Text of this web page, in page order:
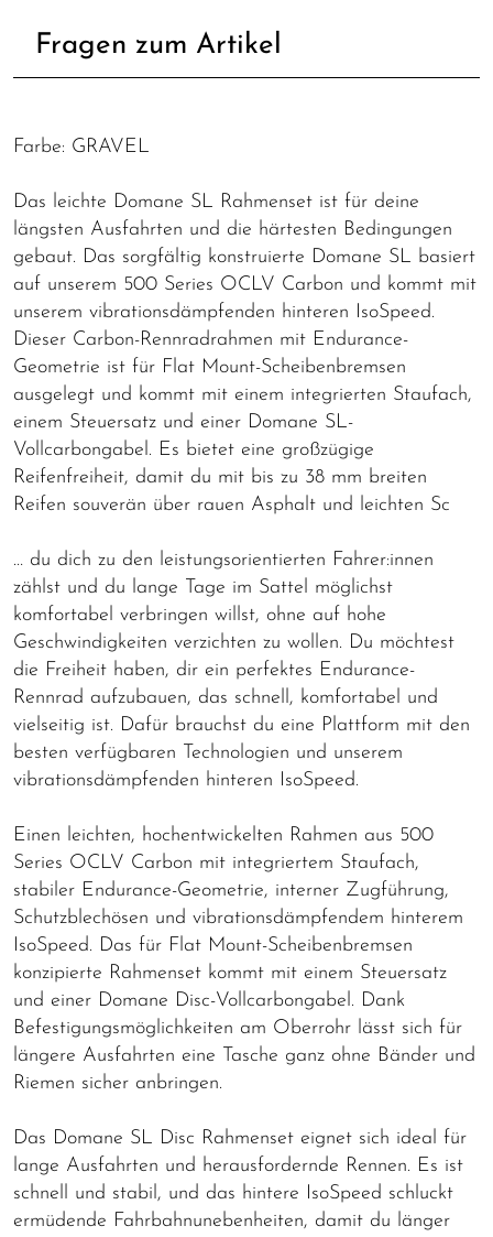
Fragen zum Artikel
Farbe: GRAVEL
Das leichte Domane SL Rahmenset ist für deine
längsten Ausfahrten und die härtesten Bedingungen
gebaut. Das sorgfältig konstruierte Domane SL basiert
auf unserem 500 Series OCLV Carbon und kommt mit
unserem vibrationsdämpfenden hinteren IsoSpeed.
Dieser Carbon-Rennradrahmen mit Endurance-
Geometrie ist für Flat Mount-Scheibenbremsen
ausgelegt und kommt mit einem integrierten Staufach,
einem Steuersatz und einer Domane SL-
Vollcarbongabel. Es bietet eine großzügige
Reifenfreiheit, damit du mit bis zu 38 mm breiten
Reifen souverän über rauen Asphalt und leichten Sc
… du dich zu den leistungsorientierten Fahrer:innen
zählst und du lange Tage im Sattel möglichst
komfortabel verbringen willst, ohne auf hohe
Geschwindigkeiten verzichten zu wollen. Du möchtest
die Freiheit haben, dir ein perfektes Endurance-
Rennrad aufzubauen, das schnell, komfortabel und
vielseitig ist. Dafür brauchst du eine Plattform mit den
besten verfügbaren Technologien und unserem
vibrationsdämpfenden hinteren IsoSpeed.
Einen leichten, hochentwickelten Rahmen aus 500
Series OCLV Carbon mit integriertem Staufach,
stabiler Endurance-Geometrie, interner Zugführung,
Schutzblechösen und vibrationsdämpfendem hinterem
IsoSpeed. Das für Flat Mount-Scheibenbremsen
konzipierte Rahmenset kommt mit einem Steuersatz
und einer Domane Disc-Vollcarbongabel. Dank
Befestigungsmöglichkeiten am Oberrohr lässt sich für
längere Ausfahrten eine Tasche ganz ohne Bänder und
Riemen sicher anbringen.
Das Domane SL Disc Rahmenset eignet sich ideal für
lange Ausfahrten und herausfordernde Rennen. Es ist
schnell und stabil, und das hintere IsoSpeed schluckt
ermüdende Fahrbahnunebenheiten, damit du länger